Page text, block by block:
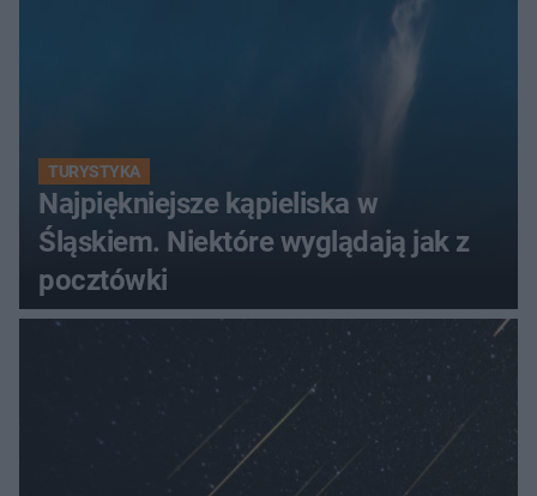
TURYSTYKA
Najpiękniejsze kąpieliska w
Śląskiem. Niektóre wyglądają jak z
pocztówki